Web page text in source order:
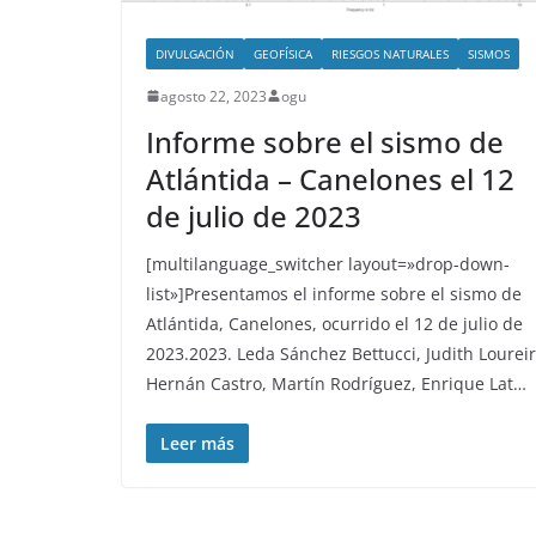
DIVULGACIÓN GEOFÍSICA RIESGOS NATURALES SISMOS
agosto 22, 2023 ogu
Informe sobre el sismo de
Atlántida – Canelones el 12
de julio de 2023
[multilanguage_switcher layout=»drop-down-
list»]Presentamos el informe sobre el sismo de
Atlántida, Canelones, ocurrido el 12 de julio de
2023.2023. Leda Sánchez Bettucci, Judith
Hernán Castro, Martín Rodríguez, Enrique Lat…
Leer más